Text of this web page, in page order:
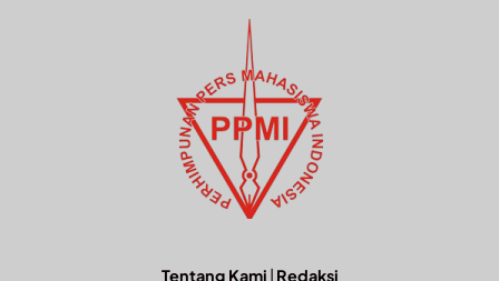
Tentang Kami | Redaksi